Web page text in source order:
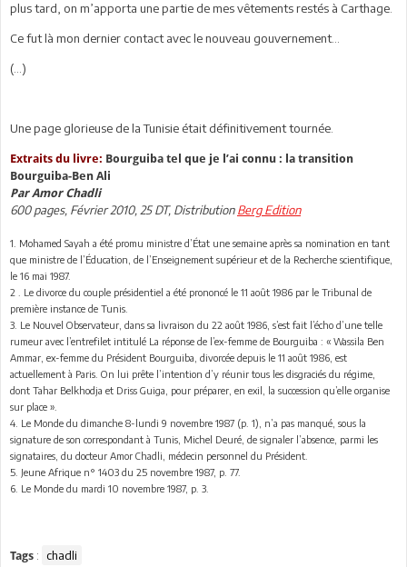
plus tard, on m’apporta une partie de mes vêtements restés à Carthage.
Ce fut là mon dernier contact avec le nouveau gouvernement...
(...)
Une page glorieuse de la Tunisie était définitivement tournée.
Extraits du livre: Bourguiba tel que je l’ai connu : la transition
Bourguiba-Ben Ali
Par Amor Chadli
600 pages, Février 2010, 25 DT, DistributionBerg Edition
1. Mohamed Sayah a été promu ministre d’État une semaine après sa nomination en tant
que ministre de l’Éducation, de l’Enseignement supérieur et de la Recherche scientifique,
le 16 mai 1987.
2 . Le divorce du couple présidentiel a été prononcé le 11 août 1986 par le Tribunal de
première instance de Tunis.
3. Le Nouvel Observateur, dans sa livraison du 22 août 1986, s’est fait l’écho d’une telle
rumeur avec l’entrefilet intitulé La réponse de l’ex-femme de Bourguiba : « Wassila Ben
Ammar, ex-femme du Président Bourguiba, divorcée depuis le 11 août 1986, est
actuellement à Paris. On lui prête l’intention d’y réunir tous les disgraciés du régime,
dont Tahar Belkhodja et Driss Guiga, pour préparer, en exil, la succession qu’elle organise
sur place ».
4. Le Monde du dimanche 8-lundi 9 novembre 1987 (p. 1), n’a pas manqué, sous la
signature de son correspondant à Tunis, Michel Deuré, de signaler l’absence, parmi les
signataires, du docteur Amor Chadli, médecin personnel du Président.
5. Jeune Afrique n° 1403 du 25 novembre 1987, p. 77.
6. Le Monde du mardi 10 novembre 1987, p. 3.
Tags : chadli